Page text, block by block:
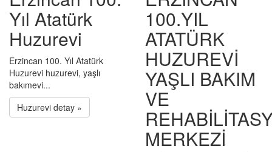
Yıl Atatürk
Huzurevi
Erzincan 100. Yıl Atatürk
Huzurevi huzurevi, yaşlı
bakımevi...
Huzurevi detay »
100.YIL
ATATÜRK
HUZUREVİ
YAŞLI BAKIM
VE
MERKEZİ